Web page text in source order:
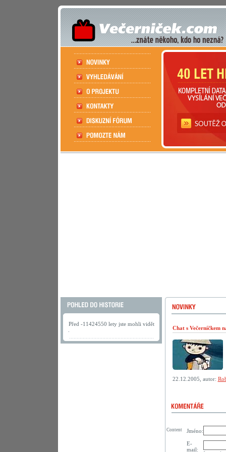
Před -11424550 lety jste mohli vidět
Chat s Večerníčkem
22.12.2005, autor:
Jméno:
E-
mail:
Content